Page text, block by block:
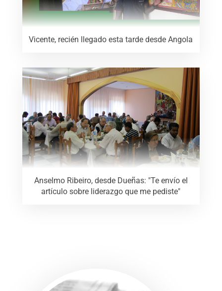
Vicente, recién llegado esta tarde desde Angola
Anselmo Ribeiro, desde Dueñas: "Te envío el
artículo sobre liderazgo que me pediste"